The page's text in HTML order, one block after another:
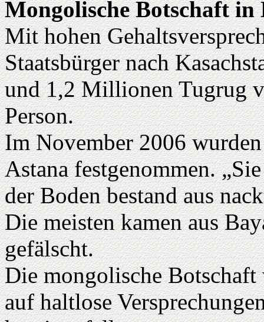
Mongolische Botschaft in
Mit hohen
Staatsbürger nach
und 1,2 Millionen Tugrug
Person.
Im November 2006
Astana festgenommen.
der Boden bestand aus
Die meisten kamen aus
gefälscht.
Die mongolische
auf haltlose